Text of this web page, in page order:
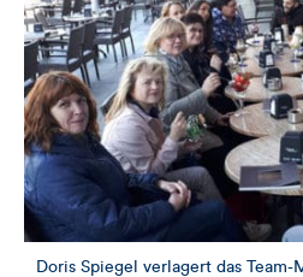
Doris Spiegel verlagert das Team-